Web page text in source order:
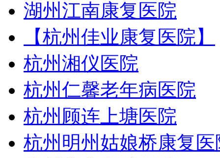
湖州江南康复医院
【杭州佳业康复医院】
杭州湘仪医院
杭州仁馨老年病医院
杭州顾连上塘医院
杭州明州姑娘桥康复医